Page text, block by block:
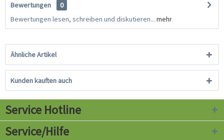
Bewertungen
0
Bewertungen lesen, schreiben und diskutieren... mehr
Ähnliche Artikel
Kunden kauften auch
Service Hotline
Service/Hilfe